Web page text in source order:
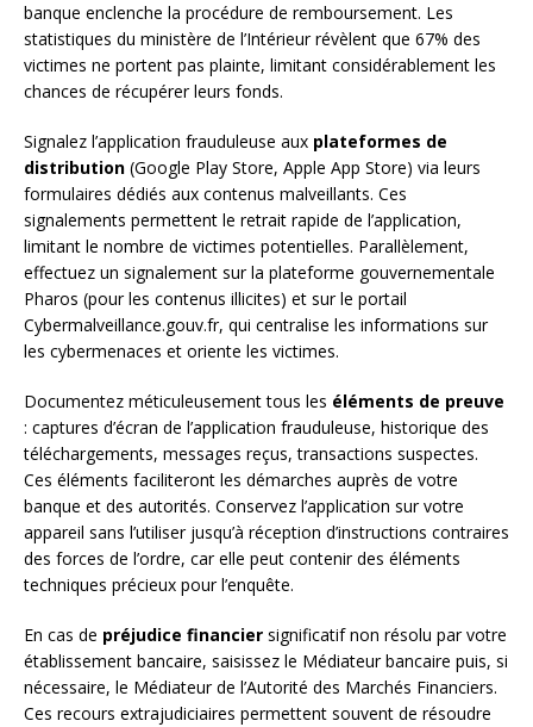
banque enclenche la procédure de remboursement. Les
statistiques du ministère de l’Intérieur révèlent que 67% des
victimes ne portent pas plainte, limitant considérablement les
chances de récupérer leurs fonds.
Signalez l’application frauduleuse aux plateformes de
distribution (Google Play Store, Apple App Store) via leurs
formulaires dédiés aux contenus malveillants. Ces
signalements permettent le retrait rapide de l’application,
limitant le nombre de victimes potentielles. Parallèlement,
effectuez un signalement sur la plateforme gouvernementale
Pharos (pour les contenus illicites) et sur le portail
Cybermalveillance.gouv.fr, qui centralise les informations sur
les cybermenaces et oriente les victimes.
Documentez méticuleusement tous les éléments de preuve
: captures d’écran de l’application frauduleuse, historique des
téléchargements, messages reçus, transactions suspectes.
Ces éléments faciliteront les démarches auprès de votre
banque et des autorités. Conservez l’application sur votre
appareil sans l’utiliser jusqu’à réception d’instructions contraires
des forces de l’ordre, car elle peut contenir des éléments
techniques précieux pour l’enquête.
En cas de préjudice financier significatif non résolu par votre
établissement bancaire, saisissez le Médiateur bancaire puis, si
nécessaire, le Médiateur de l’Autorité des Marchés Financiers.
Ces recours extrajudiciaires permettent souvent de résoudre